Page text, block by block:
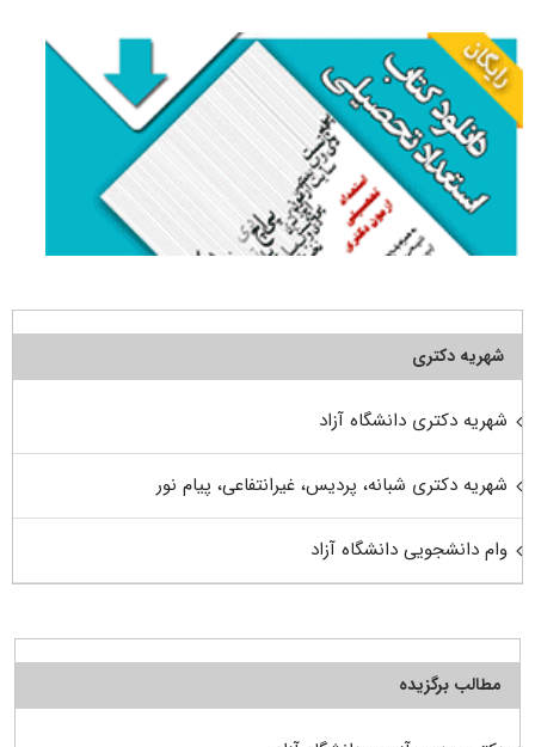
شهریه دکتری
شهریه دکتری دانشگاه آزاد
شهریه دکتری شبانه، پردیس، غیرانتفاعی، پیام نور
وام دانشجویی دانشگاه آزاد
مطالب برگزیده